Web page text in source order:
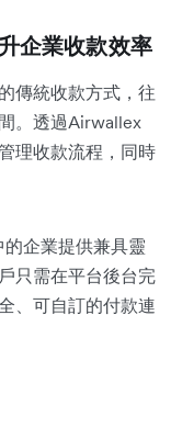
企業收款效率
傳統收款方式，往
。透過Airwallex
理收款流程，同時
的企業提供兼具靈
只需在平台後台完
、可自訂的付款連